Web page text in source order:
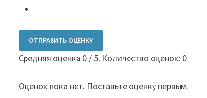
ОТПРАВИТЬ ОЦЕНКУ
Средняя оценка 0 / 5. Количество оценок: 0
Оценок пока нет. Поставьте оценку первым.